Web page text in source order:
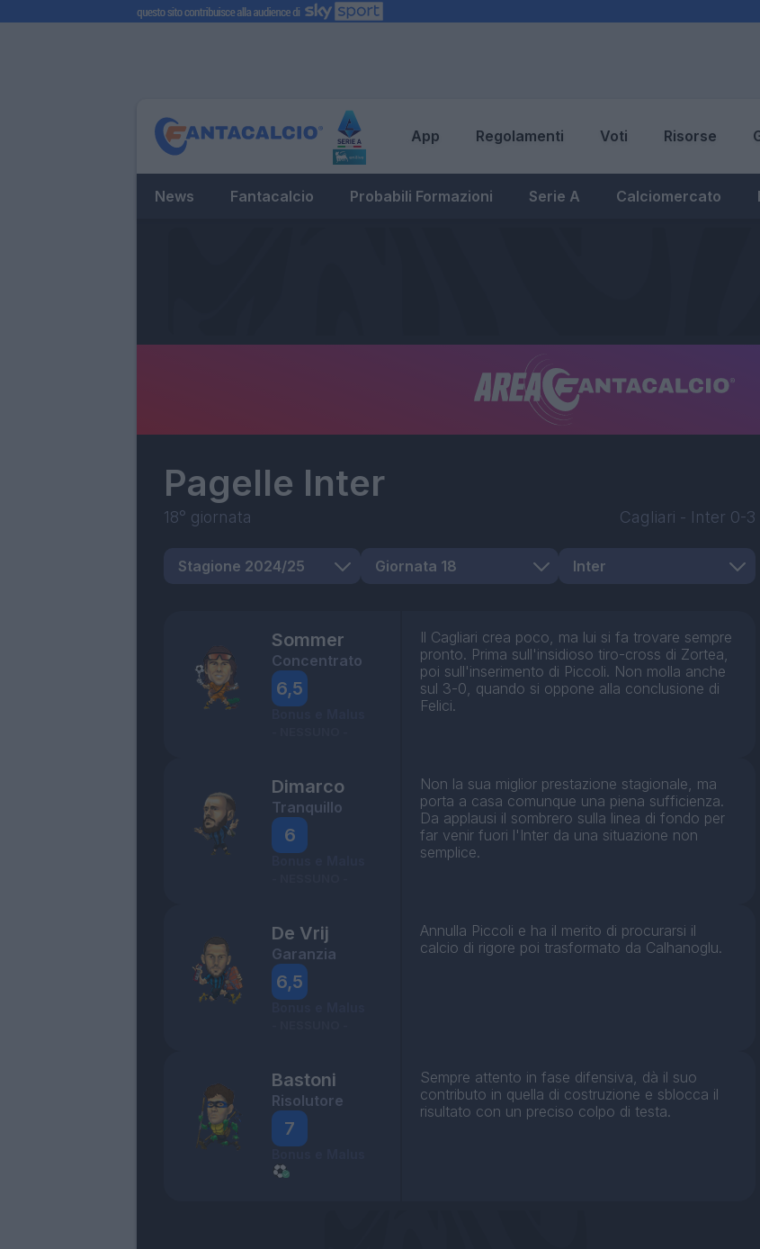
App Regolamenti Voti Risorse
News Fantacalcio Probabili Formazioni Serie A Calciomercato
Pagelle Inter
18° giornata Cagliari - Inter 0-3
Sommer
Concentrato
6,5
Il Cagliari crea poco, ma lui si fa trovare sempre
pronto. Prima sull'insidioso tiro-cross di Zortea,
poi sull'inserimento di Piccoli. Non molla anche
sul 3-0, quando si oppone alla conclusione di
Felici.
Dimarco
Tranquillo
6
Non la sua miglior prestazione stagionale, ma
porta a casa comunque una piena sufficienza.
Da applausi il sombrero sulla linea di fondo per
far venir fuori l'Inter da una situazione non
semplice.
De Vrij
Garanzia
6,5
Annulla Piccoli e ha il merito di procurarsi il
calcio di rigore poi trasformato da Calhanoglu.
Bastoni
Risolutore
7
Sempre attento in fase difensiva, dà il suo
contributo in quella di costruzione e sblocca il
risultato con un preciso colpo di testa.